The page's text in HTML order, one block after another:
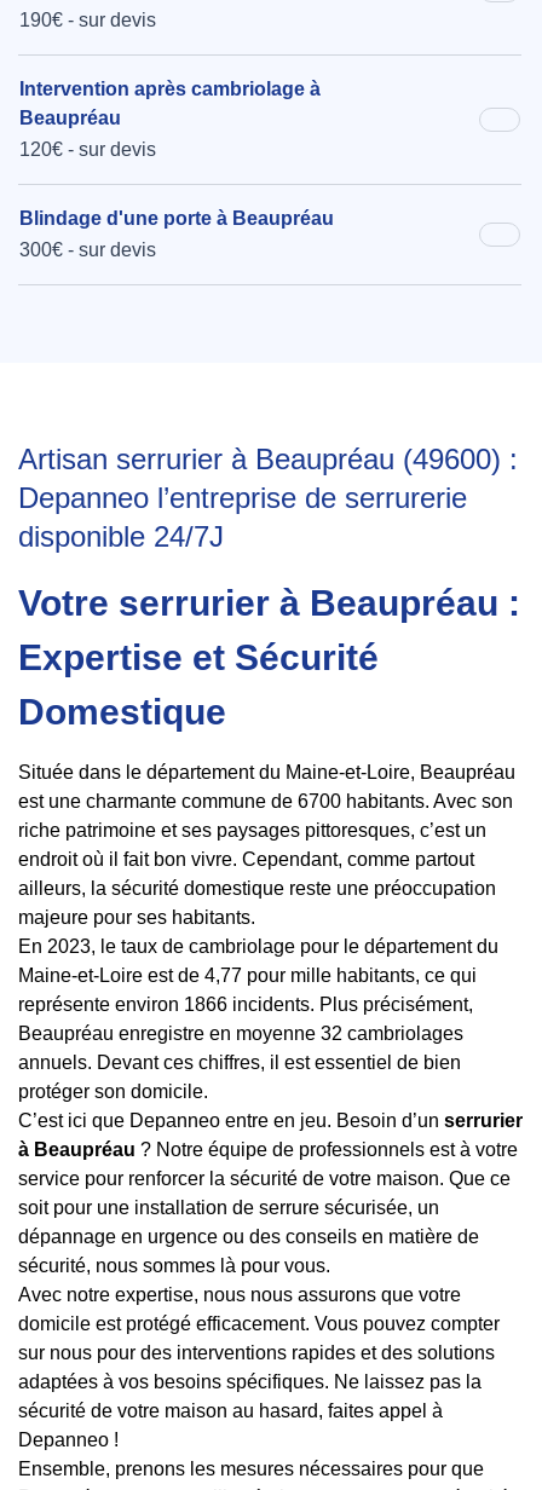
190€ - sur devis
Intervention après cambriolage à
Beaupréau
120€ - sur devis
Blindage d'une porte à Beaupréau
300€ - sur devis
Artisan serrurier à Beaupréau (49600) :
Depanneo l’entreprise de serrurerie
disponible 24/7J
Votre serrurier à Beaupréau :
Expertise et Sécurité
Domestique
Située dans le département du Maine-et-Loire, Beaupréau
est une charmante commune de 6700 habitants. Avec son
riche patrimoine et ses paysages pittoresques, c’est un
endroit où il fait bon vivre. Cependant, comme partout
ailleurs, la sécurité domestique reste une préoccupation
majeure pour ses habitants.
En 2023, le taux de cambriolage pour le département du
Maine-et-Loire est de 4,77 pour mille habitants, ce qui
représente environ 1866 incidents. Plus précisément,
Beaupréau enregistre en moyenne 32 cambriolages
annuels. Devant ces chiffres, il est essentiel de bien
protéger son domicile.
C’est ici que Depanneo entre en jeu. Besoin d’un serrurier
à Beaupréau ? Notre équipe de professionnels est à votre
service pour renforcer la sécurité de votre maison. Que ce
soit pour une installation de serrure sécurisée, un
dépannage en urgence ou des conseils en matière de
sécurité, nous sommes là pour vous.
Avec notre expertise, nous nous assurons que votre
domicile est protégé efficacement. Vous pouvez compter
sur nous pour des interventions rapides et des solutions
adaptées à vos besoins spécifiques. Ne laissez pas la
sécurité de votre maison au hasard, faites appel à
Depanneo !
Ensemble, prenons les mesures nécessaires pour que